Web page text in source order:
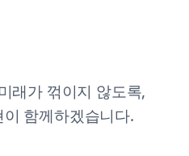
래가 꺾이지 않도록,
함께하겠습니다.